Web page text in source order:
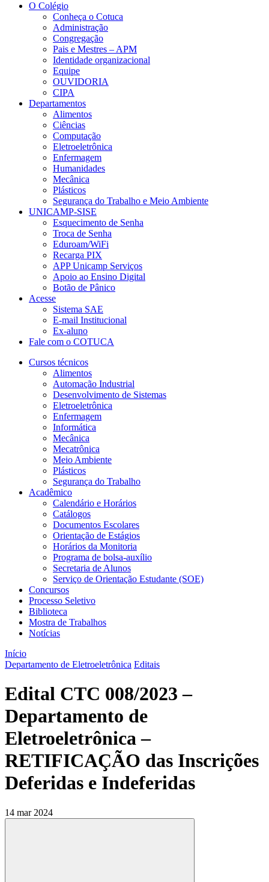
O Colégio
Conheça o Cotuca
Administração
Congregação
Pais e Mestres – APM
Identidade organizacional
Equipe
OUVIDORIA
CIPA
Departamentos
Alimentos
Ciências
Computação
Eletroeletrônica
Enfermagem
Humanidades
Mecânica
Plásticos
Segurança do Trabalho e Meio Ambiente
UNICAMP-SISE
Esquecimento de Senha
Troca de Senha
Eduroam/WiFi
Recarga PIX
APP Unicamp Serviços
Apoio ao Ensino Digital
Botão de Pânico
Acesse
Sistema SAE
E-mail Institucional
Ex-aluno
Fale com o COTUCA
Cursos técnicos
Alimentos
Automação Industrial
Desenvolvimento de Sistemas
Eletroeletrônica
Enfermagem
Informática
Mecânica
Mecatrônica
Meio Ambiente
Plásticos
Segurança do Trabalho
Acadêmico
Calendário e Horários
Catálogos
Documentos Escolares
Orientação de Estágios
Horários da Monitoria
Programa de bolsa-auxílio
Secretaria de Alunos
Serviço de Orientação Estudante (SOE)
Concursos
Processo Seletivo
Biblioteca
Mostra de Trabalhos
Notícias
Início
Departamento de Eletroeletrônica Editais
Edital CTC 008/2023 –
Departamento de
Eletroeletrônica –
RETIFICAÇÃO das Inscrições
Deferidas e Indeferidas
14 mar 2024